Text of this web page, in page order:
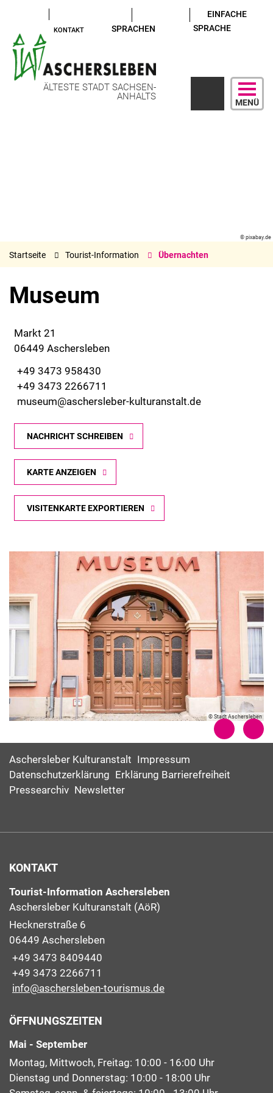
KONTAKT SPRACHEN
EINFACHE
SPRACHE
ÄLTESTE STADT SACHSEN-
ANHALTS
MENÜ
© pixabay.de
Startseite Tourist-Information Übernachten
Museum
Markt 21
06449 Aschersleben
+49 3473 958430
+49 3473 2266711
museum@aschersleber-kulturanstalt.de
NACHRICHT SCHREIBEN
KARTE ANZEIGEN
VISITENKARTE EXPORTIEREN
© Stadt Aschersleben
Aschersleber Kulturanstalt Impressum
Datenschutzerklärung Erklärung Barrierefreiheit
Pressearchiv Newsletter
KONTAKT
Tourist-Information Aschersleben
Aschersleber Kulturanstalt (AöR)
Hecknerstraße 6
06449 Aschersleben
+49 3473 8409440
+49 3473 2266711
info@aschersleben-tourismus.de
ÖFFNUNGSZEITEN
Mai - September
Montag, Mittwoch, Freitag: 10:00 - 16:00 Uhr
Dienstag und Donnerstag: 10:00 - 18:00 Uhr